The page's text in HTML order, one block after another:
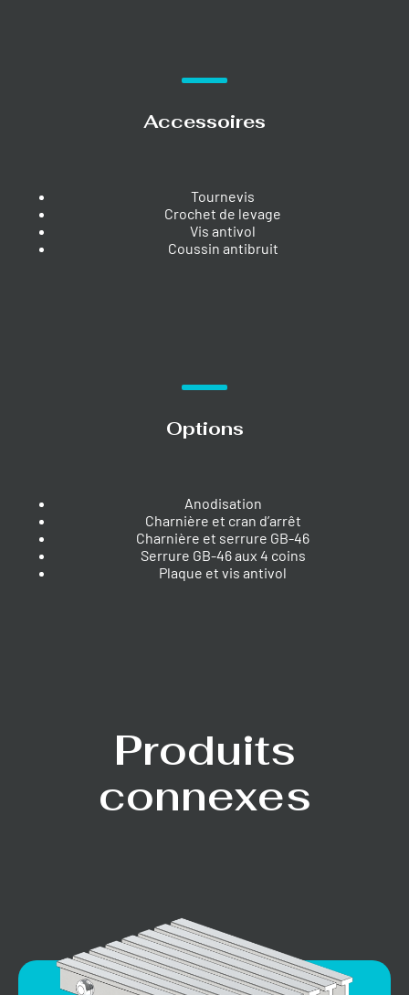
Accessoires
Tournevis
Crochet de levage
Vis antivol
Coussin antibruit
Options
Anodisation
Charnière et cran d’arrêt
Charnière et serrure GB-46
Serrure GB-46 aux 4 coins
Plaque et vis antivol
Produits
connexes